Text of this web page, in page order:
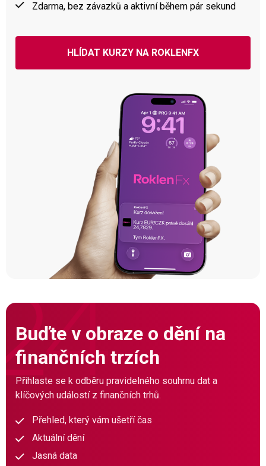
Zdarma, bez závazků a aktivní během pár sekund
HLÍDAT KURZY NA ROKLENFX
Buďte v obraze o dění na
finančních trzích
Přihlaste se k odběru pravidelného souhrnu dat a
klíčových událostí z finančních trhů.
Přehled, který vám ušetří čas
Aktuální dění
Jasná data